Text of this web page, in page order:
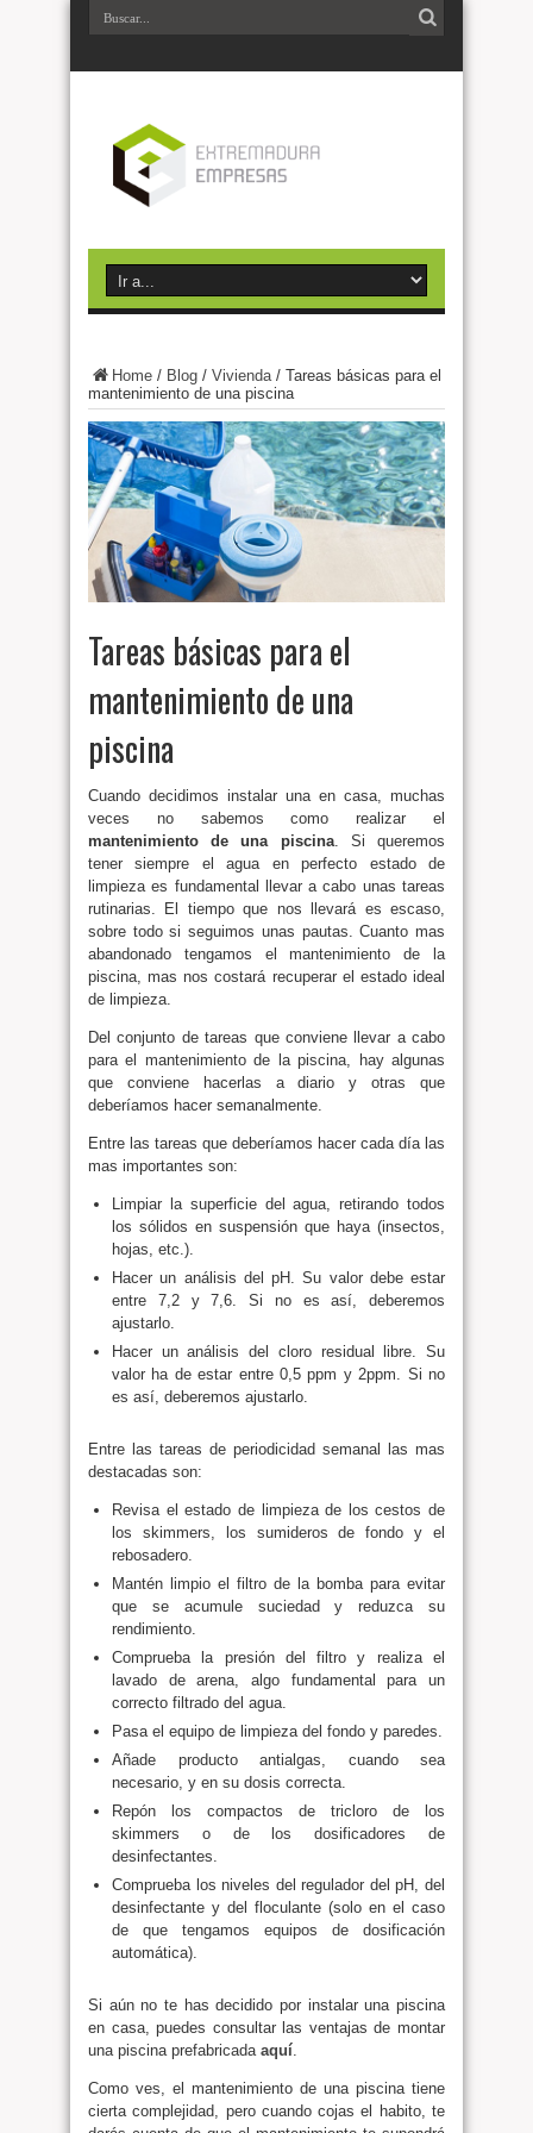
Home / Blog / Vivienda/ Tareas básicas para el
mantenimiento de una piscina
Tareas básicas para el
mantenimiento de una
piscina
Cuando decidimos instalar una en casa, muchas
veces no sabemos como realizar el
mantenimiento de una piscina. Si queremos
tener siempre el agua en perfecto estado de
limpieza es fundamental llevar a cabo unas tareas
rutinarias. El tiempo que nos llevará es escaso,
sobre todo si seguimos unas pautas. Cuanto mas
abandonado tengamos el mantenimiento de la
piscina, mas nos costará recuperar el estado ideal
de limpieza.
Del conjunto de tareas que conviene llevar a cabo
para el mantenimiento de la piscina, hay algunas
que conviene hacerlas a diario y otras que
deberíamos hacer semanalmente.
Entre las tareas que deberíamos hacer cada día las
mas importantes son:
Limpiar la superficie del agua, retirando todos
los sólidos en suspensión que haya (insectos,
hojas, etc.).
Hacer un análisis del pH. Su valor debe estar
entre 7,2 y 7,6. Si no es así, deberemos
ajustarlo.
Hacer un análisis del cloro residual libre. Su
valor ha de estar entre 0,5 ppm y 2ppm. Si no
es así, deberemos ajustarlo.
Entre las tareas de periodicidad semanal las mas
destacadas son:
Revisa el estado de limpieza de los cestos de
los skimmers, los sumideros de fondo y el
rebosadero.
Mantén limpio el filtro de la bomba para evitar
que se acumule suciedad y reduzca su
rendimiento.
Comprueba la presión del filtro y realiza el
lavado de arena, algo fundamental para un
correcto filtrado del agua.
Pasa el equipo de limpieza del fondo y paredes.
Añade producto antialgas, cuando sea
necesario, y en su dosis correcta.
Repón los compactos de tricloro de los
skimmers o de los dosificadores de
desinfectantes.
Comprueba los niveles del regulador del pH, del
desinfectante y del floculante (solo en el caso
de que tengamos equipos de dosificación
automática).
Si aún no te has decidido por instalar una piscina
en casa, puedes consultar las ventajas de montar
una piscina prefabricada aquí.
Como ves, el mantenimiento de una piscina tiene
cierta complejidad, pero cuando cojas el habito, te